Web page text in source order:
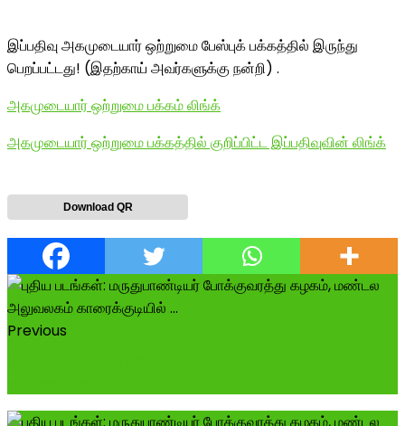
இப்பதிவு அகமுடையார் ஒற்றுமை பேஸ்புக் பக்கத்தில் இருந்து
பெறப்பட்டது! (இதற்காய் அவர்களுக்கு நன்றி) .
அகமுடையார் ஒற்றுமை பக்கம் லிங்க்
அகமுடையார் ஒற்றுமை பக்கத்தில் குறிப்பிட்ட இப்பதிவுவின் லிங்க்
Download QR
Previous